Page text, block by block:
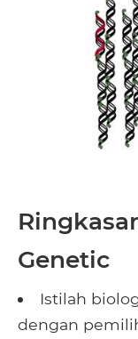
Genetic
Istilah
dengan